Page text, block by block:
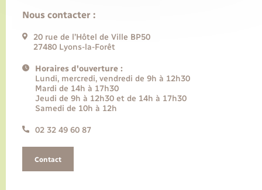
Nous contacter :
20 rue de l’Hôtel de Ville BP50
27480 Lyons-la-Forêt
Horaires d'ouverture :
Lundi, mercredi, vendredi de 9h à 12h30
Mardi de 14h à 17h30
Jeudi de 9h à 12h30 et de 14h à 17h30
Samedi de 10h à 12h
02 32 49 60 87
Contact